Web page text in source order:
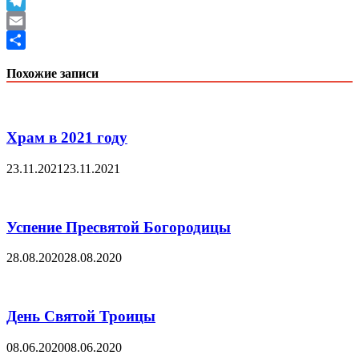
Telegram
Email
Похожие записи
Храм в 2021 году
23.11.2021 23.11.2021
Успение Пресвятой Богородицы
28.08.202028.08.2020
День Святой Троицы
08.06.202008.06.2020